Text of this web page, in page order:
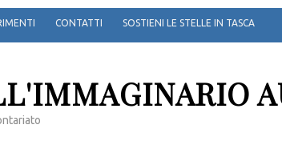
CONTATTI SOSTIENI LE STELLE IN TASCA